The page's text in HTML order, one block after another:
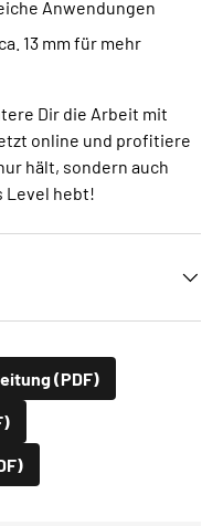
Anwendungen
ca. 13 mm für mehr
Dir die Arbeit mit
online und profitiere
hält, sondern auch
Level hebt!
(PDF)